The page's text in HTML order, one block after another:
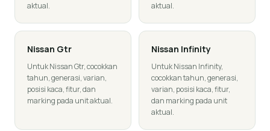
aktual.
aktual.
Nissan Gtr
Untuk Nissan Gtr, cocokkan
tahun, generasi, varian,
posisi kaca, fitur, dan
marking pada unit aktual.
Nissan Infinity
Untuk Nissan Infinity,
cocokkan tahun, generasi,
varian, posisi kaca, fitur,
dan marking pada unit
aktual.